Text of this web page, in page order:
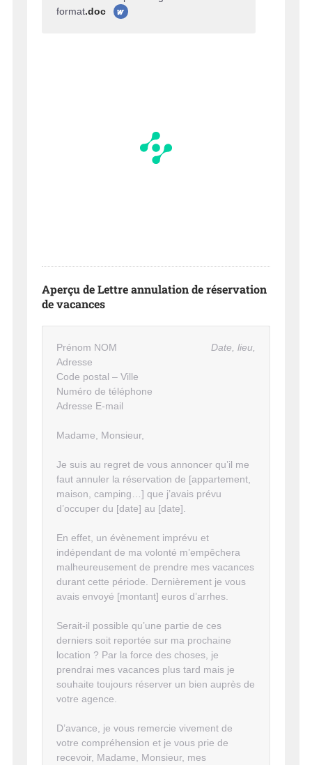
format.doc
Aperçu de Lettre annulation de réservation
de vacances
Date, lieu,
Prénom NOM
Adresse
Code postal – Ville
Numéro de téléphone
Adresse E-mail
Madame, Monsieur,
Je suis au regret de vous annoncer qu’il me
faut annuler la réservation de [appartement,
maison, camping…] que j’avais prévu
d’occuper du [date] au [date].
En effet, un évènement imprévu et
indépendant de ma volonté m’empêchera
malheureusement de prendre mes vacances
durant cette période. Dernièrement je vous
avais envoyé [montant] euros d’arrhes.
Serait-il possible qu’une partie de ces
derniers soit reportée sur ma prochaine
location ? Par la force des choses, je
prendrai mes vacances plus tard mais je
souhaite toujours réserver un bien auprès de
votre agence.
D’avance, je vous remercie vivement de
votre compréhension et je vous prie de
recevoir, Madame, Monsieur, mes